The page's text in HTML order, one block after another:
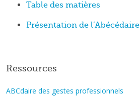
Table des matières
Présentation de l’Abécédaire
Ressources
ABCdaire des gestes professionnels